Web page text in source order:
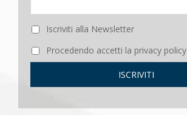
Iscriviti alla Newsletter
Procedendo accetti la privacy policy